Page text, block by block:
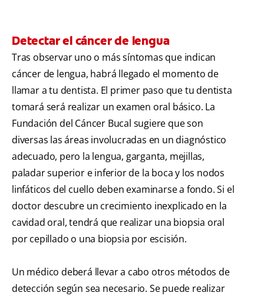
Detectar el cáncer de lengua
Tras observar uno o más síntomas que indican
cáncer de lengua, habrá llegado el momento de
llamar a tu dentista. El primer paso que tu dentista
tomará será realizar un examen oral básico. La
Fundación del Cáncer Bucal sugiere que son
diversas las áreas involucradas en un diagnóstico
adecuado, pero la lengua, garganta, mejillas,
paladar superior e inferior de la boca y los nodos
linfáticos del cuello deben examinarse a fondo. Si el
doctor descubre un crecimiento inexplicado en la
cavidad oral, tendrá que realizar una biopsia oral
por cepillado o una biopsia por escisión.
Un médico deberá llevar a cabo otros métodos de
detección según sea necesario. Se puede realizar